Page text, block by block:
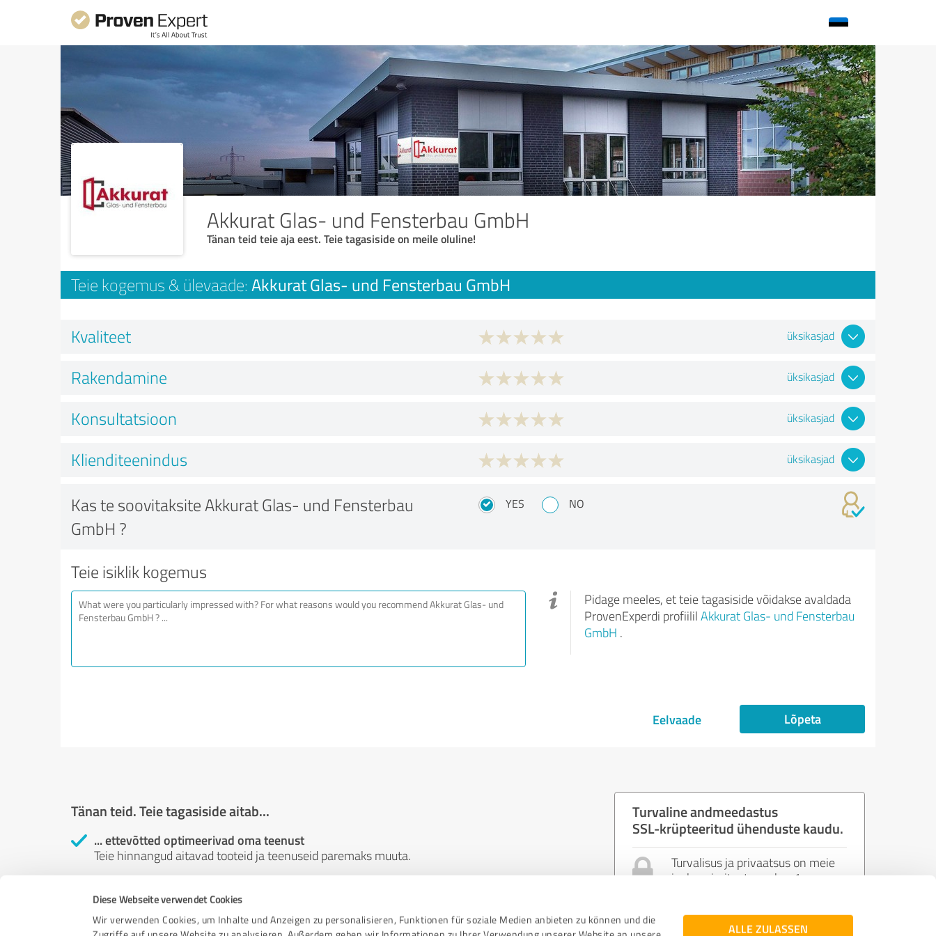
Diese Webseite verwendet Cookies
Wir verwenden Cookies, um Inhalte und Anzeigen zu personalisieren, Funktionen für soziale Medien anbieten zu können und die
ALLE ZULASSEN
Akkurat Glas- und Fensterbau GmbH
Tänan teid teie aja eest. Teie tagasiside on meile oluline!
Teie kogemus & ülevaade: Akkurat Glas- und Fensterbau GmbH
Kvaliteet üksikasjad
Rakendamine üksikasjad
Konsultatsioon üksikasjad
Klienditeenindus üksikasjad
Kas te soovitaksite Akkurat Glas- und Fensterbau
GmbH ?
YES NO
Teie isiklik kogemus
Pidage meeles, et teie tagasiside võidakse avaldada
ProvenExperdi profiilil Akkurat Glas- und Fensterbau
GmbH .
Eelvaade Lõpeta
Tänan teid. Teie tagasiside aitab...
... ettevõtted optimeerivad oma teenust
Teie hinnangud aitavad tooteid ja teenuseid paremaks muuta.
Klientide hinnangud aitavad teil ja teistel orienteeruda toodete ja teenuste maailmas ning
teha kindlamaid ostuotsuseid.
Turvaline andmeedastus
SSL-krüpteeritud ühenduste kaudu.
Turvalisus ja privaatsus on meie
jaoks prioriteet number 1.
tagada teie privaatsus ja